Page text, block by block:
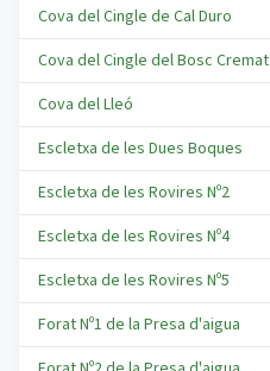
Cova del Cingle de Cal Duro
Cova del Cingle del Bosc Cremat
Cova del Lleó
Escletxa de les Dues Boques
Escletxa de les Rovires Nº2
Escletxa de les Rovires Nº4
Escletxa de les Rovires Nº5
Forat Nº1 de la Presa d'aigua